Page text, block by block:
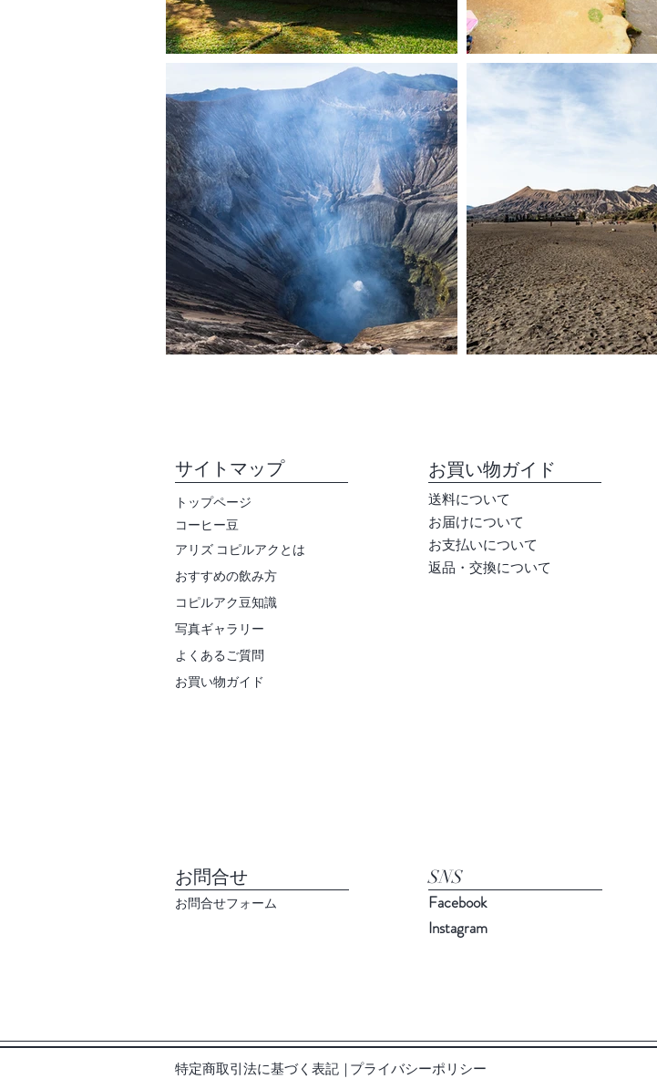
​サイトマップ ​お買い物ガイド
トップページ
コーヒー豆
アリズ コピルアクとは
​おすすめの飲み方
​コピルアク豆知識
写真ギャラリー
​よくあるご質問
​お買い物ガイド
送料について
お届けについて
お支払いについて
返品・交換について
​お問合せ
お問合せフォーム
​SNS
Facebook
Instagram
特定商取引法に基づく表記​｜プライバシーポリシー